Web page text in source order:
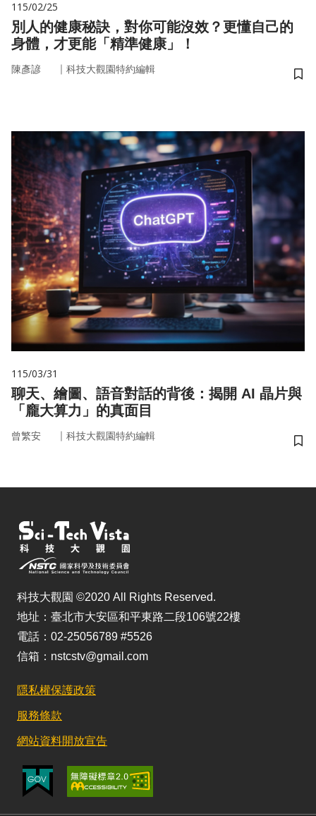
115/02/25
別人的健康秘訣，對你可能沒效？更懂自己的
身體，才更能「精準健康」！
陳彥諺 ｜ 科技大觀園特約編輯
儲
115/03/31
聊天、繪圖、語音對話的背後：揭開 AI 晶片與
「龐大算力」的真面目
曾繁安 ｜ 科技大觀園特約編輯
儲
科技大觀園 ©2020 All Rights Reserved.
地址：臺北市大安區和平東路二段106號22樓
電話：02-25056789 #5526
信箱：nstcstv@gmail.com
隱私權保護政策
服務條款
網站資料開放宣告